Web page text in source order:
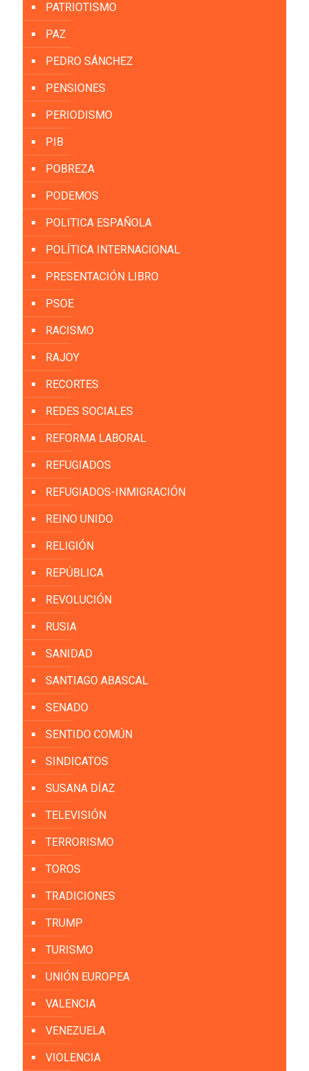
PATRIOTISMO
PAZ
PEDRO SÁNCHEZ
PENSIONES
PERIODISMO
PIB
POBREZA
PODEMOS
POLITICA ESPAÑOLA
POLÍTICA INTERNACIONAL
PRESENTACIÓN LIBRO
PSOE
RACISMO
RAJOY
RECORTES
REDES SOCIALES
REFORMA LABORAL
REFUGIADOS
REFUGIADOS-INMIGRACIÓN
REINO UNIDO
RELIGIÓN
REPÚBLICA
REVOLUCIÓN
RUSIA
SANIDAD
SANTIAGO ABASCAL
SENADO
SENTIDO COMÚN
SINDICATOS
SUSANA DÍAZ
TELEVISIÓN
TERRORISMO
TOROS
TRADICIONES
TRUMP
TURISMO
UNIÓN EUROPEA
VALENCIA
VENEZUELA
VIOLENCIA